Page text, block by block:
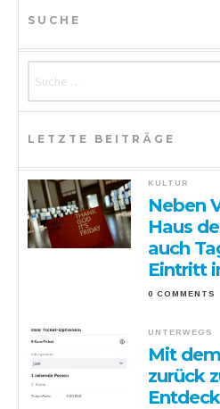
SUCHE
LETZTE BEITRÄGE
KULTUR
Neben
Haus
auch
Eintritt
0 COMMENTS
UNTERWEGS
Mit
zurück